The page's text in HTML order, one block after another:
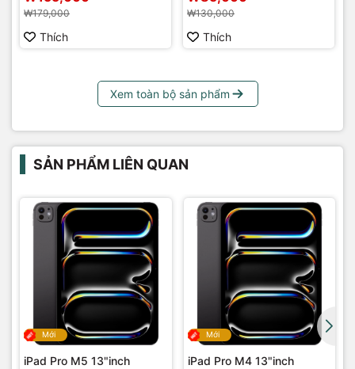
₩179,000
Thích
₩130,000
Thích
Xem toàn bộ sản phẩm
SẢN PHẨM LIÊN QUAN
Mới
iPad Pro M5 13"inch
Mới
iPad Pro M4 13"inch